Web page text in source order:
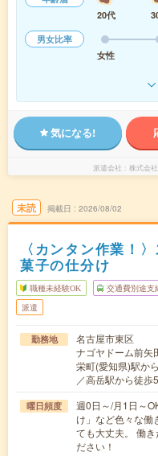
20代
男女比率
女性
気になる!
派遣会社 株式会
未読 掲載日 2026/08/02
〈カンタン作業！
菓子の仕分け
職種未経験OK 交通費別途支
派遣
勤務地
名古屋市東区
ナゴヤドーム前矢
栄町(愛知県)駅か
／高岳駅から徒歩
曜日頻度
週0日～/月1日～
け」など色々な
ても大丈夫。 働
ださい！